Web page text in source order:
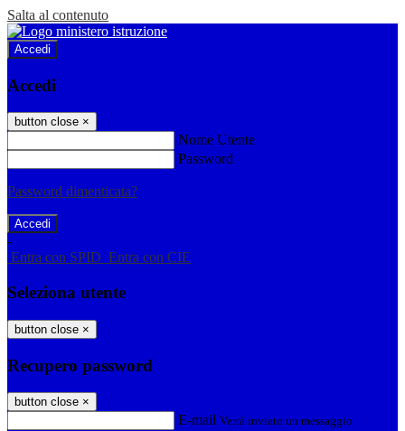
Salta al contenuto
Accedi
Accedi
button close ×
Nome Utente
Password
Password dimenticata?
-
Entra con SPID Entra con CIE
Seleziona utente
button close ×
Recupero password
button close ×
E-mail Verrà inviato un messaggio